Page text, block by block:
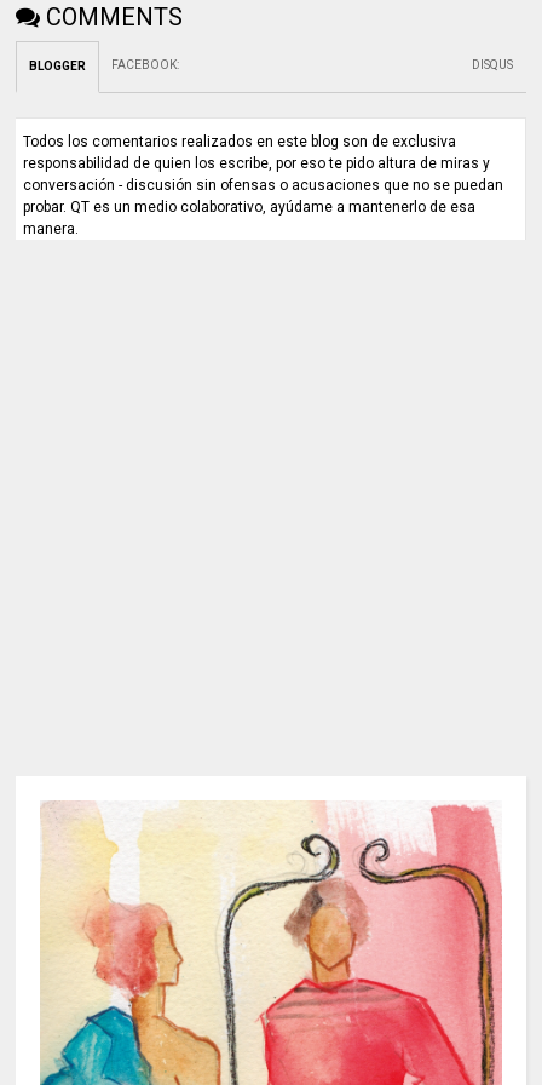
COMMENTS
BLOGGER FACEBOOK: DISQUS
Todos los comentarios realizados en este blog son de exclusiva
responsabilidad de quien los escribe, por eso te pido altura de miras y
conversación - discusión sin ofensas o acusaciones que no se puedan
probar. QT es un medio colaborativo, ayúdame a mantenerlo de esa
manera.